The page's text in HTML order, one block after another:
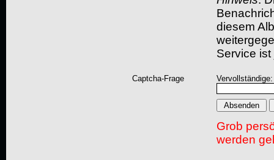
diesem
Service
Captcha-Frage
Grob
werden